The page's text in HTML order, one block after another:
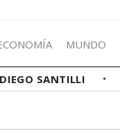
MUNDO
DIEGO SANTILLI